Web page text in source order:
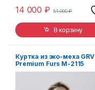
14 000₽ 51 000₽
В корзину
Куртка из эко-меха GRV
Premium Furs M-2115